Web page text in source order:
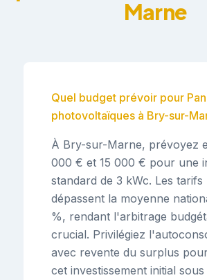
Marne
Quel budget prévoir pour
photovoltaïques à Bry-sur-
À Bry-sur-Marne, prévoyez
000 € et 15 000 € pour une
standard de 3 kWc. Les tarifs
dépassent la moyenne
%, rendant l'arbitrage
crucial. Privilégiez
avec revente du surplus
cet investissement initial sous